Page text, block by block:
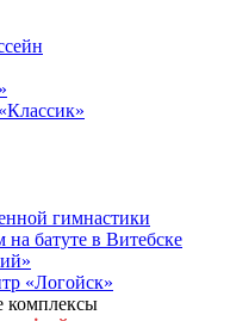
гимнастики
батуте в Витебске
«Логойск»
комплексы